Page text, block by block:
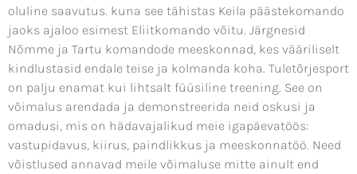
oluline saavutus. kuna see tähistas Keila päästekomando
jaoks ajaloo esimest Eliitkomando võitu. Järgnesid
Nõmme ja Tartu komandode meeskonnad, kes vääriliselt
kindlustasid endale teise ja kolmanda koha. Tuletõrjesport
on palju enamat kui lihtsalt füüsiline treening. See on
võimalus arendada ja demonstreerida neid oskusi ja
omadusi, mis on hädavajalikud meie igapäevatöös:
vastupidavus, kiirus, paindlikkus ja meeskonnatöö. Need
võistlused annavad meile võimaluse mitte ainult end